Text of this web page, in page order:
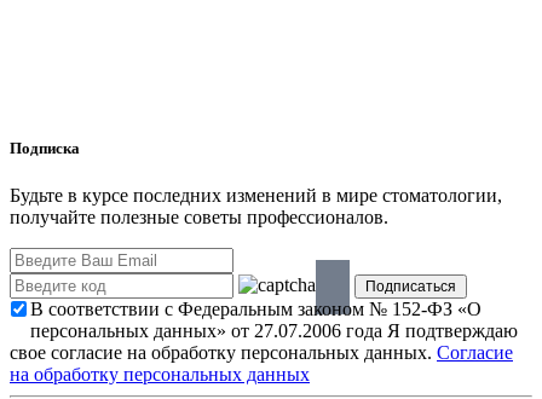
Подписка
Будьте в курсе последних изменений в мире стоматологии,
получайте полезные советы профессионалов.
В соответствии с Федеральным законом № 152-ФЗ «О
персональных данных» от 27.07.2006 года Я подтверждаю
свое согласие на обработку персональных данных. Согласие
на обработку персональных данных